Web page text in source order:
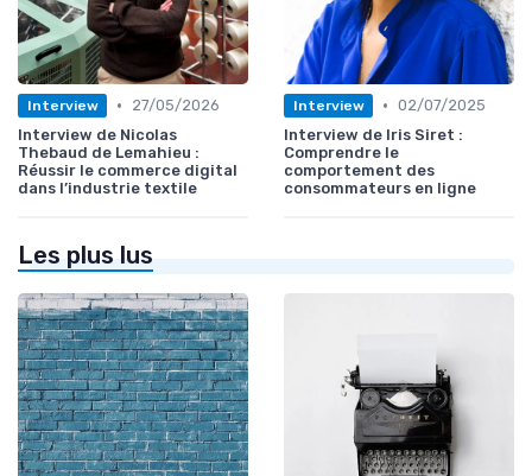
Interview •
27/05/2026
Interview de Nicolas
Thebaud de Lemahieu :
Réussir le commerce digital
dans l’industrie textile
Interview • 02/07/2025
Interview de Iris Siret :
Comprendre le
comportement des
consommateurs en ligne
Les plus lus